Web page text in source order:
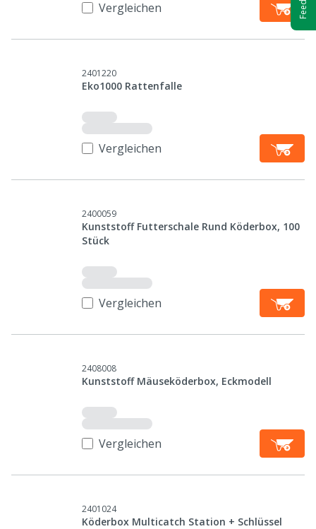
Vergleichen
2401220
Eko1000 Rattenfalle
Vergleichen
2400059
Kunststoff Futterschale Rund Köderbox, 100
Stück
Vergleichen
2408008
Kunststoff Mäuseköderbox, Eckmodell
Vergleichen
2401024
Köderbox Multicatch Station + Schlüssel